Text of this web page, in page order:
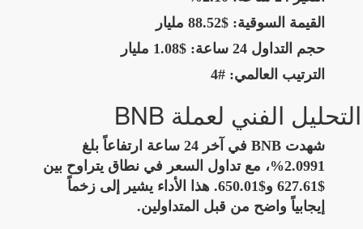
القيمة السوقية: $88.52 مليار
حجم التداول 24 ساعة:
$1.08 مليار
الترتيب العالمي: #4
التحليل الفني لعملة BNB
شهدت BNB في آخر 24 ساعة ارتفاعاً بلغ
2.0991%، مع تداول السعر في نطاق يتراوح بين
$627.61 و$650.01. هذا الأداء يشير إلى زخماً
إيجابياً واضح من قبل المتداولين.